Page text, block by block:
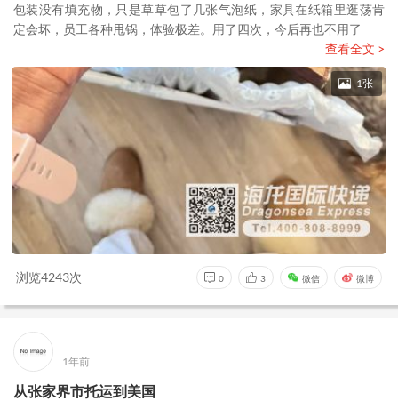
包装没有填充物，只是草草包了几张气泡纸，家具在纸箱里逛荡肯
定会坏，员工各种甩锅，体验极差。用了四次，今后再也不用了
查看全文 >
1张
浏览4243次 0 3 微信 微博
1年前
从张家界市托运到美国